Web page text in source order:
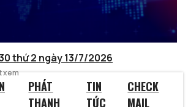
thứ 2 ngày 13/7/2026
xem
PHÁT
THANH
TIN
TỨC
CHECK
MAIL